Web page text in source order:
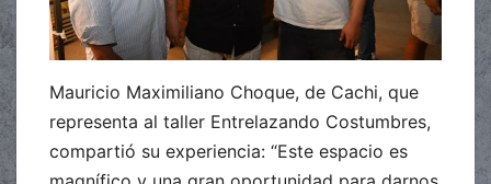
Mauricio Maximiliano Choque, de Cachi, que
representa al taller Entrelazando Costumbres,
compartió su experiencia: “Este espacio es